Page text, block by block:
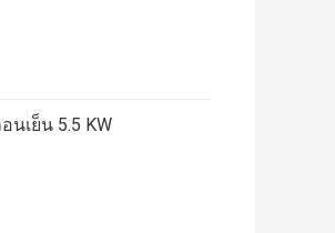
เย็น 5.5 KW